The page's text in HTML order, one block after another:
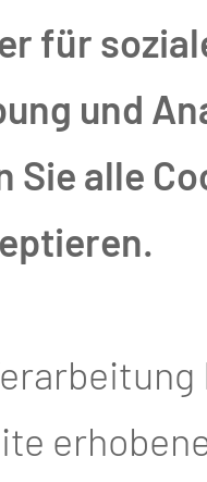
sich
und
für
und
Sie alle